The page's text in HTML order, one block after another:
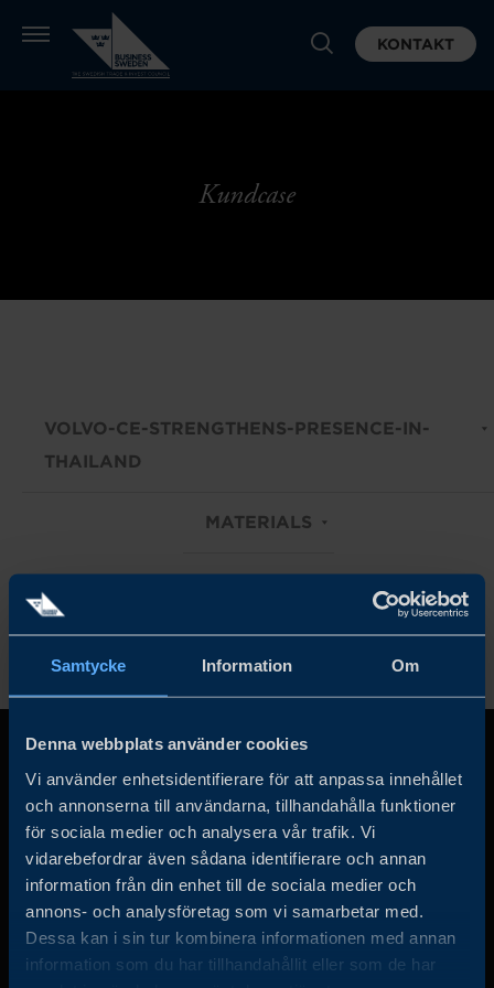
Samtycke Information Om
Denna webbplats använder cookies
Vi använder enhetsidentifierare för att anpassa innehållet
och annonserna till användarna, tillhandahålla funktioner
för sociala medier och analysera vår trafik. Vi
vidarebefordrar även sådana identifierare och annan
information från din enhet till de sociala medier och
annons- och analysföretag som vi samarbetar med.
Dessa kan i sin tur kombinera informationen med annan
information som du har tillhandahållit eller som de har
KONTAKT
Kundcase
VOLVO-CE-STRENGTHENS-PRESENCE-IN-
THAILAND
MATERIALS
Business Sweden arbetar på uppdrag av regeringen och
det privata näringslivet för att hjälpa svenska företag att